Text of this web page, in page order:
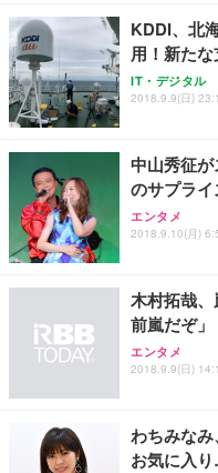
KDDI、北
用！新た
IT・デジタル
2018.9.9(日)
中山秀征
のサプラ
エンタメ
2018.9.10(月)
木村拓哉
前嵐だぞ」
エンタメ
2018.9.9(日)
わちみな
お気に入